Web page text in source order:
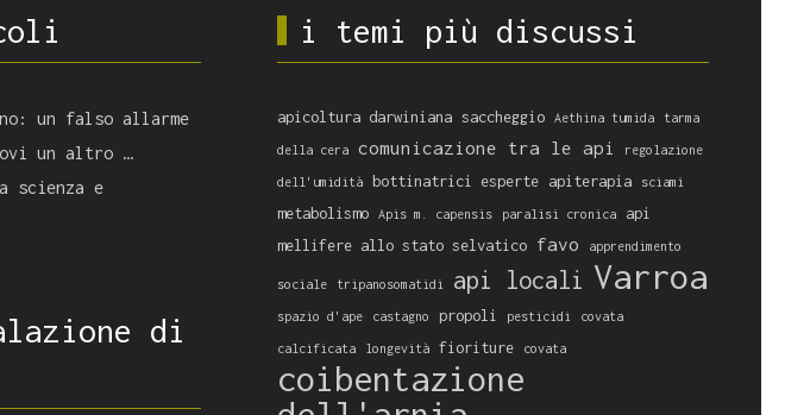
un falso allarme
un altro …
scienza e
di
i temi più discussi
apicoltura darwiniana saccheggio Aethina tumida tarma
della cera comunicazione tra le api regolazione
dell'umidità bottinatrici esperte apiterapia sciami
metabolismo Apis m. capensis paralisi cronica
api
mellifere allo stato selvatico favo apprendimento
sociale tripanosomatidi api locali Varroa
spazio d'ape castagno propoli pesticidi covata
calcificata longevità fioriture covata
coibentazione